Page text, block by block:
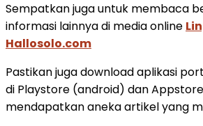
Sempatkan juga untuk membaca
informasi lainnya di media online
Hallosolo.com
Pastikan juga download aplikasi
di Playstore (android) dan
mendapatkan aneka artikel yang